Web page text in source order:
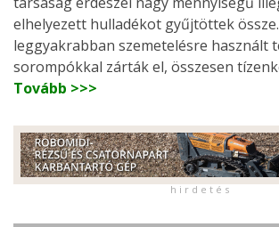
elhelyezett hulladékot gyűjtöttek
leggyakrabban szemetelésre használt
sorompókkal zárták el, összesen
Tovább >>>
h i r d e t é s